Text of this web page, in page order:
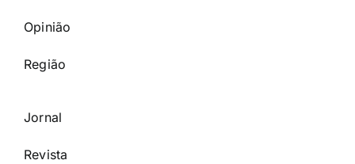
Opinião
Região
Jornal
Revista